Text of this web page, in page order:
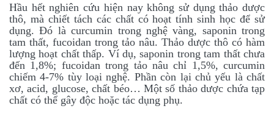
Hầu hết nghiên cứu hiện nay không sử dụng thảo dược
thô, mà chiết tách các chất có hoạt tính sinh học để sử
dụng. Đó là curcumin trong nghệ vàng, saponin trong
tam thất, fucoidan trong tảo nâu. Thảo dược thô có hàm
lượng hoạt chất thấp. Ví dụ, saponin trong tam thất chưa
đến 1,8%; fucoidan trong tảo nâu chỉ 1,5%, curcumin
chiếm 4-7% tùy loại nghệ. Phần còn lại chủ yếu là chất
xơ, acid, glucose, chất béo… Một số thảo dược chứa tạp
chất có thể gây độc hoặc tác dụng phụ.